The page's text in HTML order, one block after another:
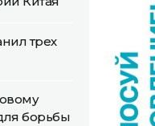
трех
борьбы